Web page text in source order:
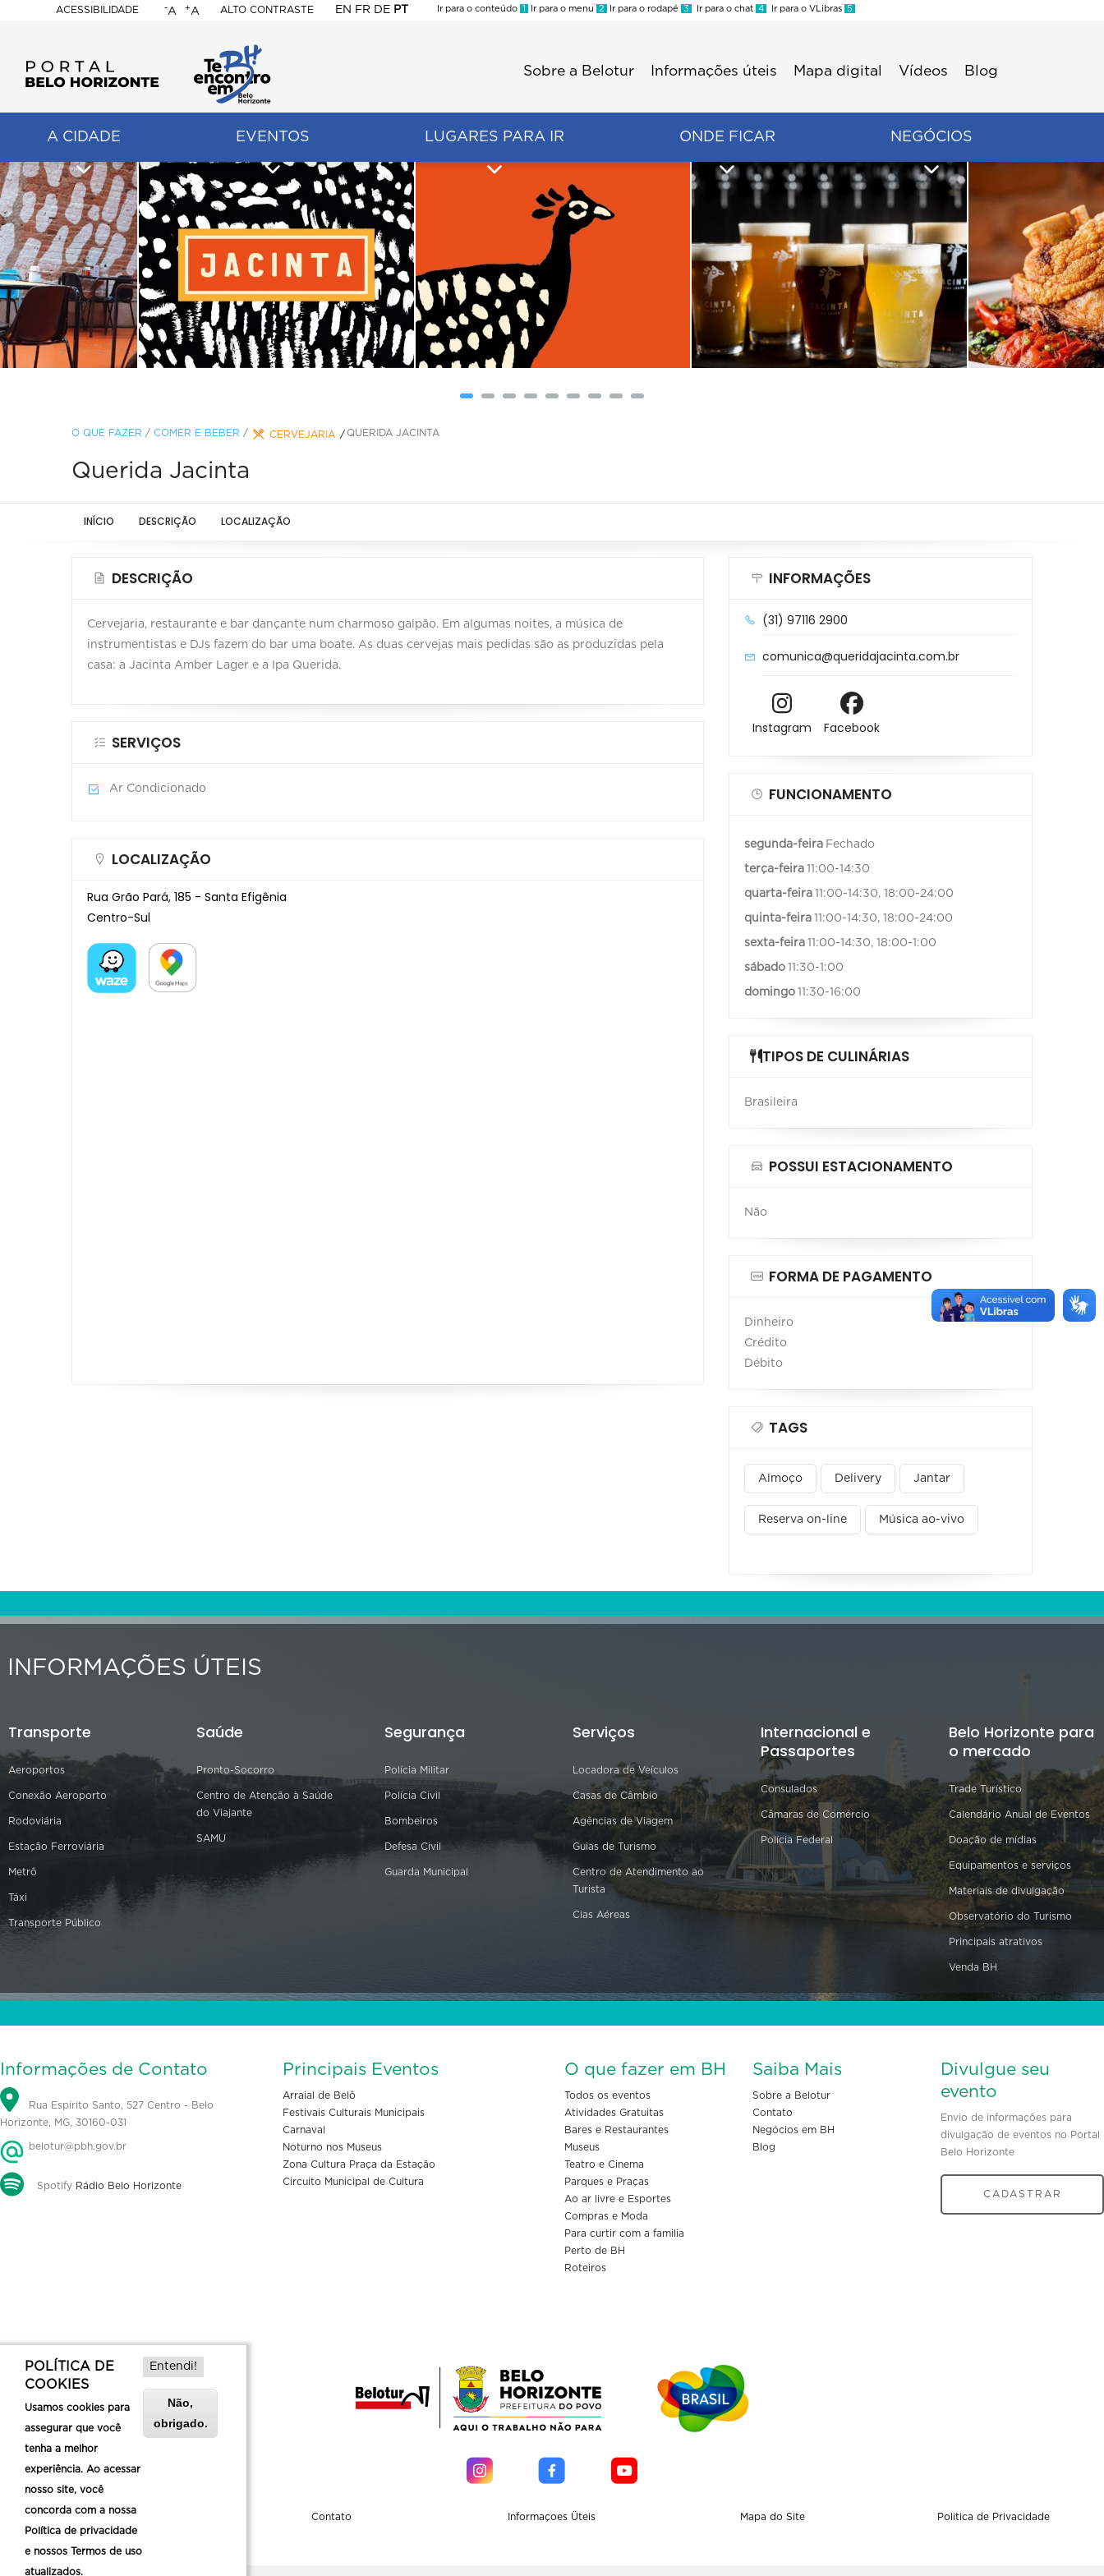
ACESSIBILIDADE
BELO
HORIZONTE
-A +A ALTO CONTRASTE EN FR DE PT
Ir para o conteúdo 1 Ir para o menu 2 Ir para o rodapé 3 Ir para o chat 4 Ir para o VLibras 5
Sobre a Belotur Informações úteis Mapa digital Vídeos Blog
A CIDADE EVENTOS LUGARES PARA IR ONDE FICAR NEGÓCIOS
O QUE FAZER / COMER E BEBER / CERVEJARIA QUERIDA JACINTA
Querida Jacinta
INÍCIO DESCRIÇÃO LOCALIZAÇÃO
DESCRIÇÃO
Cervejaria, restaurante e bar dançante num charmoso galpão. Em algumas noites, a música de
instrumentistas e DJs fazem do bar uma boate. As duas cervejas mais pedidas são as produzidas pela
casa: a Jacinta Amber Lager e a Ipa Querida.
SERVIÇOS
Ar Condicionado
LOCALIZAÇÃO
Rua Grão Pará, 185 - Santa Efigênia
Centro-Sul
INFORMAÇÕES
(31) 97116 2900
comunica@queridajacinta.com.br
Instagram Facebook
FUNCIONAMENTO
segunda-feira Fechado
terça-feira 11:00-14:30
quarta-feira 11:00-14:30, 18:00-24:00
quinta-feira 11:00-14:30, 18:00-24:00
sexta-feira 11:00-14:30, 18:00-1:00
sábado 11:30-1:00
domingo 11:30-16:00
TIPOS DE CULINÁRIAS
Brasileira
POSSUI ESTACIONAMENTO
Não
FORMA DE PAGAMENTO
Dinheiro
Crédito
Débito
TAGS
Almoço Delivery Jantar
Reserva on-line Música ao-vivo
INFORMAÇÕES ÚTEIS
Transporte
Aeroportos
Conexão Aeroporto
Rodoviária
Estação Ferroviária
Metrô
Táxi
Transporte Público
Saúde
Pronto-Socorro
Centro de Atenção à Saúde
do Viajante
SAMU
Segurança
Polícia Militar
Polícia Civil
Bombeiros
Defesa Civil
Guarda Municipal
Serviços
Locadora de Veículos
Casas de Câmbio
Agências de Viagem
Guias de Turismo
Centro de Atendimento ao
Turista
Cias Aéreas
Internacional e
Passaportes
Consulados
Câmaras de Comércio
Polícia Federal
Belo Horizonte para
o mercado
Trade Turístico
Calendário Anual de Eventos
Doação de mídias
Equipamentos e serviços
Materiais de divulgação
Observatório do Turismo
Principais atrativos
Venda BH
Informações de Contato
Rua Espírito Santo, 527 Centro - Belo
Horizonte, MG, 30160-031
belotur@pbh.gov.br
Spotify Rádio Belo Horizonte
Principais Eventos
Arraial de Belô
Festivais Culturais Municipais
Carnaval
Noturno nos Museus
Zona Cultura Praça da Estação
Circuito Municipal de Cultura
O que fazer em BH
Todos os eventos
Atividades Gratuitas
Bares e Restaurantes
Museus
Teatro e Cinema
Parques e Praças
Ao ar livre e Esportes
Compras e Moda
Para curtir com a familia
Perto de BH
Roteiros
Saiba Mais
Sobre a Belotur
Contato
Negócios em BH
Blog
Divulgue seu
evento
Envio de informações para
divulgação de eventos no Portal
Belo Horizonte
CADASTRAR
Sobre a Belotur Contato Informaçoes Üteis Mapa do Site Politica de Privacidade
POLÍTICA DE
COOKIES
Usamos cookies para
assegurar que você
tenha a melhor
experiência. Ao acessar
nosso site, você
concorda com a nossa
Política de privacidade
e nossos Termos de uso
atualizados.
Entendi!
Não,
obrigado.